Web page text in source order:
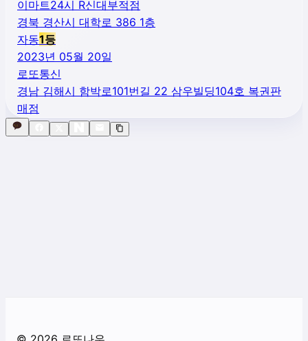
이마트24시 R신대부적점
경북 경산시 대학로 386 1층
자동1등
2023년 05월 20일
로또통신
경남 김해시 함박로101번길 22 삼우빌딩104호 복권판
매점